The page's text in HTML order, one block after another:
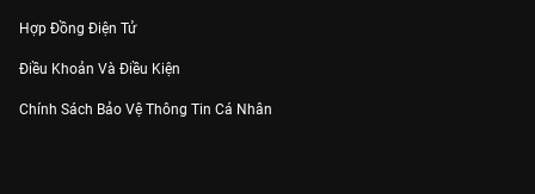
Hợp Đồng Điện Tử
Điều Khoản Và Điều Kiện
Chính Sách Bảo Vệ Thông Tin Cá Nhân